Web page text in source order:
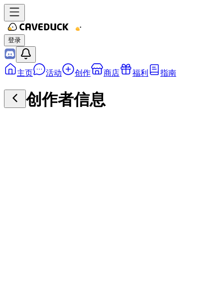
登录
主页 活动 创作 商店 福利 指南
创作者信息